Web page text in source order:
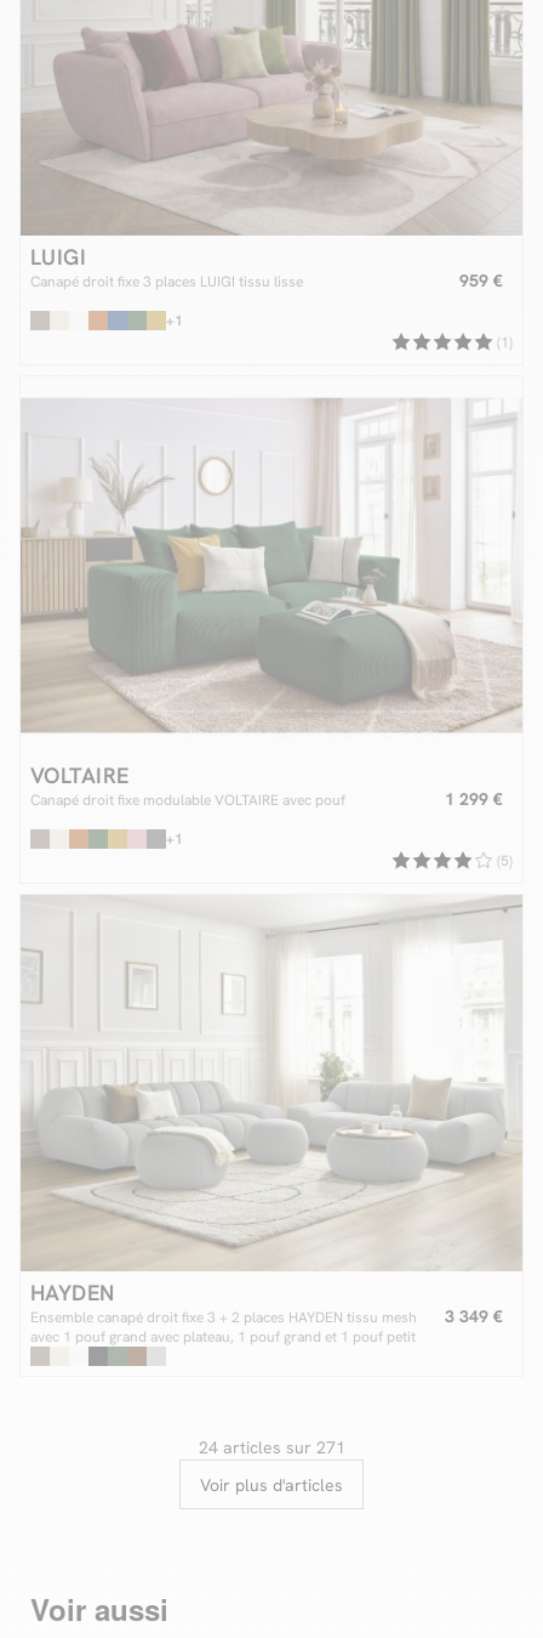
LUIGI
Canapé droit fixe 3 places LUIGI tissu lisse 959 €
+1
(1)
VOLTAIRE
Canapé droit fixe modulable VOLTAIRE avec pouf 1 299 €
+1
(5)
HAYDEN
Ensemble canapé droit fixe 3 + 2 places HAYDEN tissu mesh
avec 1 pouf grand avec plateau, 1 pouf grand et 1 pouf petit
3 349 €
24 articles sur 271
Voir plus d'articles
Voir aussi